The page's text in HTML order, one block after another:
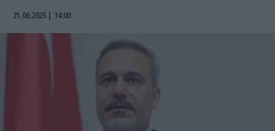
21.06.2025 | 14:00